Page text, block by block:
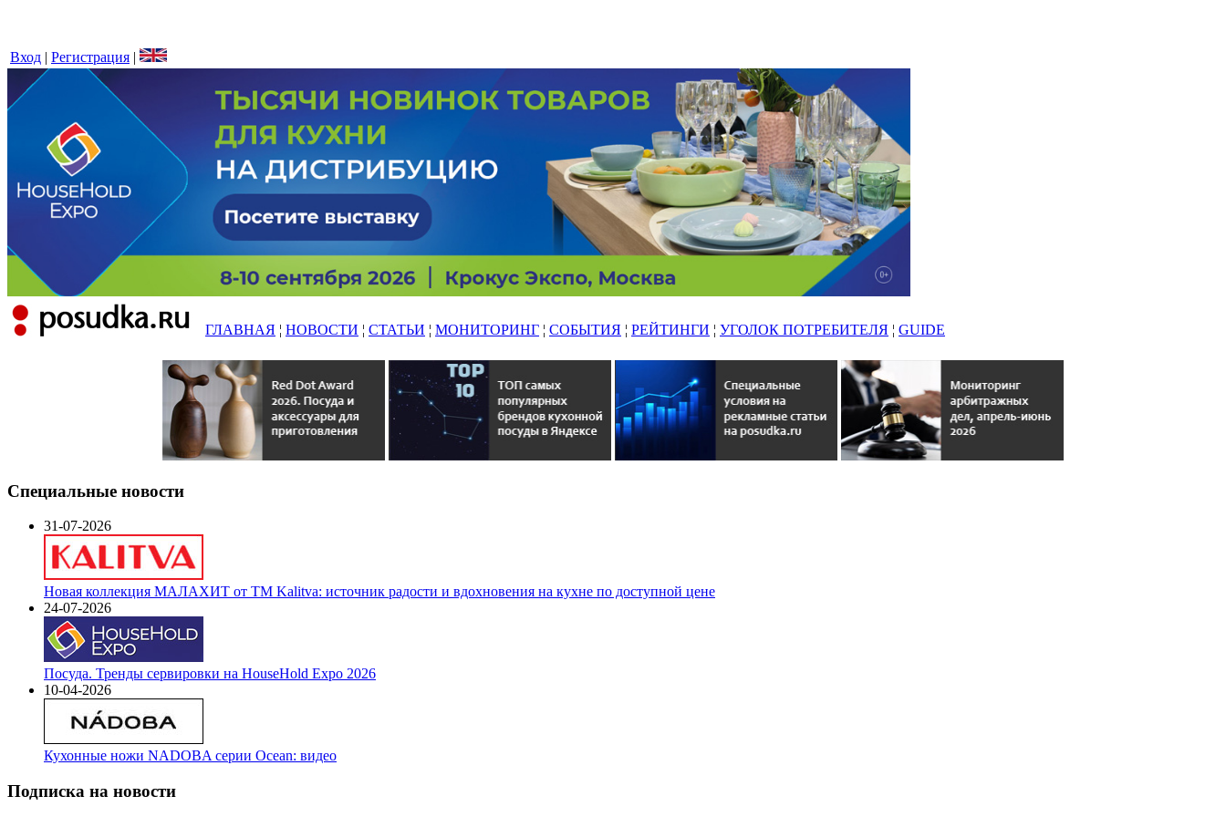
Вход | Регистрация |
ГЛАВНАЯ ¦ НОВОСТИ ¦ СТАТЬИ ¦ МОНИТОРИНГ ¦ СОБЫТИЯ ¦ РЕЙТИНГИ ¦ УГОЛОК ПОТРЕБИТЕЛЯ ¦ GUIDE
Специальные новости
31-07-2026
Новая коллекция МАЛАХИТ от ТМ Kalitva: источник радости и вдохновения на кухне по доступной цене
24-07-2026
Посуда. Тренды сервировки на HouseHold Expo 2026
10-04-2026
Кухонные ножи NADOBA серии Ocean: видео
Подписка на новости